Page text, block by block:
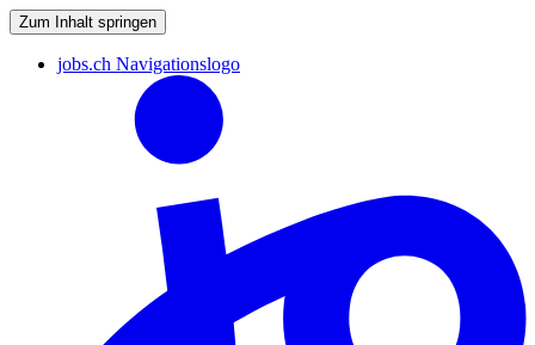
Zum Inhalt springen
jobs.ch Navigationslogo